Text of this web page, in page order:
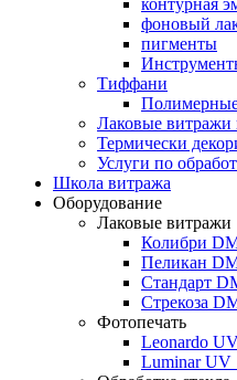
контурная
фоновый
пигменты
Тиффани
Лаковые витражи
Термически
Услуги по
Школа витража
Оборудование
Лаковые витражи
Колибри
Пеликан
Стандарт
Стрекоза
Фотопечать
Leonardo
Luminar UV